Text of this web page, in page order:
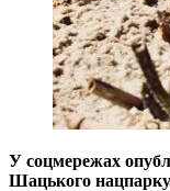
У соцмережах
Шацького